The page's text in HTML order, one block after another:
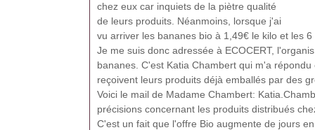
chez eux car inquiets de la piètre qualité
de leurs produits. Néanmoins, lorsque j'ai
vu arriver les bananes bio à 1,49€ le kilo et les
Je me suis donc adressée à ECOCERT,
bananes. C'est Katia Chambert qui m'a
reçoivent leurs produits déjà emballés par des
Voici le mail de Madame Chambert:
précisions concernant les produits distribués
C'est un fait que l'offre Bio augmente de jours